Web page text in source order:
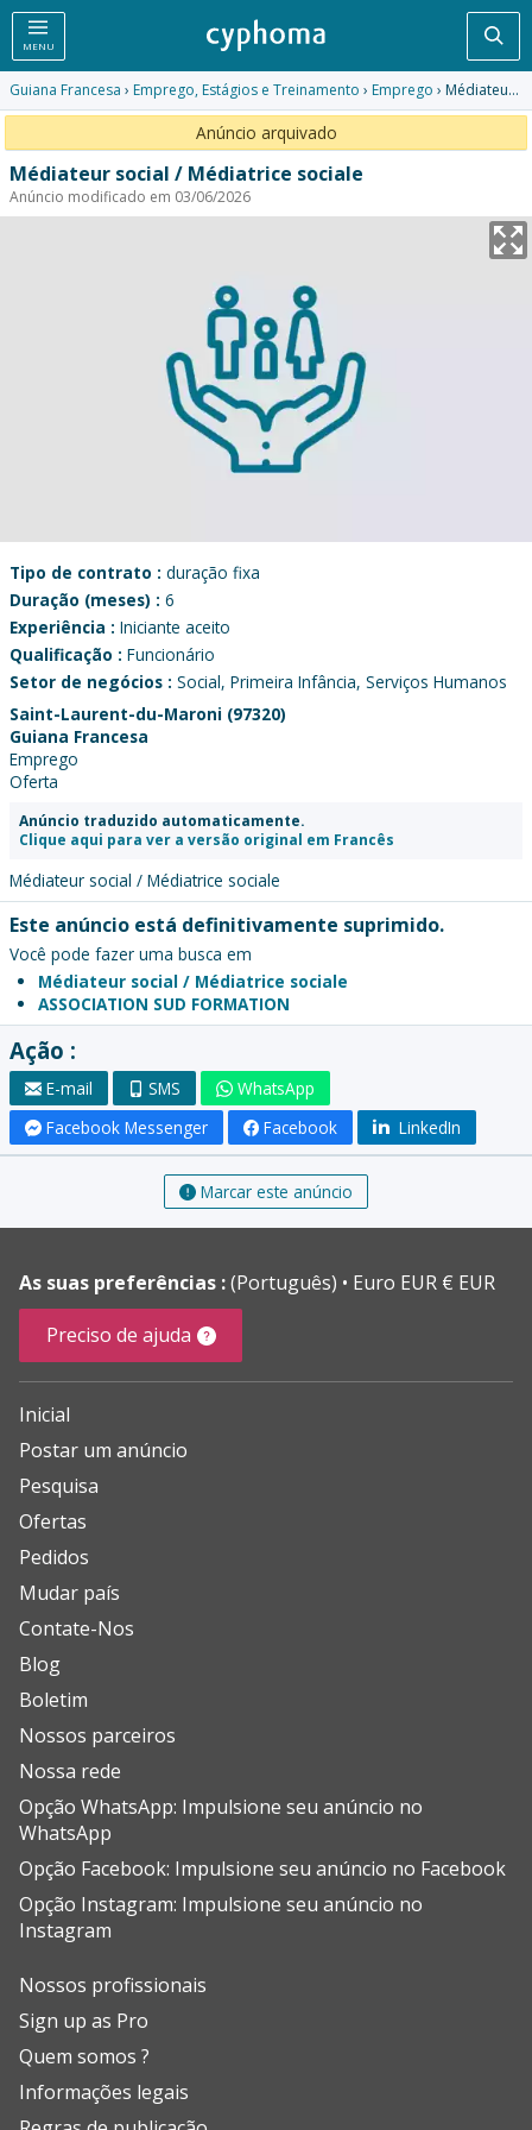
MENU
Guiana Francesa › Emprego, Estágios e Treinamento › Emprego › Médiateur social / Médiatrice sociale
Anúncio arquivado
Médiateur social / Médiatrice sociale
Anúncio modificado em 03/06/2026
Tipo de contrato : duração fixa
Duração (meses) : 6
Experiência : Iniciante aceito
Qualificação : Funcionário
Setor de negócios : Social, Primeira Infância, Serviços Humanos
Saint-Laurent-du-Maroni (97320)
Guiana Francesa
Emprego
Oferta
Anúncio traduzido automaticamente.
Clique aqui para ver a versão original em Francês
Médiateur social / Médiatrice sociale
Este anúncio está definitivamente suprimido.
Você pode fazer uma busca em
Médiateur social / Médiatrice sociale
ASSOCIATION SUD FORMATION
Ação :
E-mail SMS
WhatsApp
Facebook Messenger
Facebook LinkedIn
Marcar este anúncio
As suas preferências :(Português)
Euro EUR € EUR
Preciso de ajuda
Inicial
Postar um anúncio
Pesquisa
Ofertas
Pedidos
Mudar país
Contate-Nos
Blog
Boletim
Nossos parceiros
Nossa rede
Opção WhatsApp: Impulsione seu anúncio no
WhatsApp
Opção Facebook: Impulsione seu anúncio no Facebook
Opção Instagram: Impulsione seu anúncio no
Instagram
Nossos profissionais
Sign up as Pro
Quem somos ?
Informações legais